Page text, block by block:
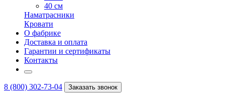
40 см
Наматрасники
Кровати
О фабрике
Доставка и оплата
Гарантии и сертификаты
Контакты
8 (800) 302-73-04 Заказать звонок